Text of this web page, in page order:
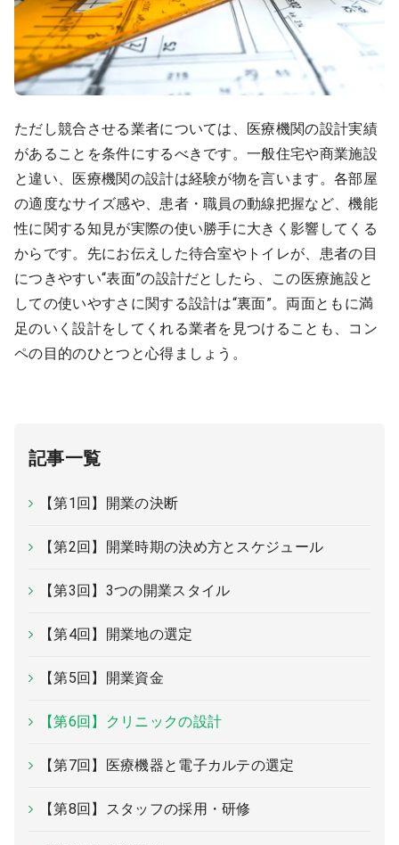
ただし競合させる業者については、医療機関の設計実績
があることを条件にするべきです。一般住宅や商業施設
と違い、医療機関の設計は経験が物を言います。各部屋
の適度なサイズ感や、患者・職員の動線把握など、機能
性に関する知見が実際の使い勝手に大きく影響してくる
からです。先にお伝えした待合室やトイレが、患者の目
につきやすい“表面”の設計だとしたら、この医療施設と
しての使いやすさに関する設計は“裏面”。両面ともに満
足のいく設計をしてくれる業者を見つけることも、コン
ペの目的のひとつと心得ましょう。
記事一覧
【第1回】開業の決断
【第2回】開業時期の決め方とスケジュール
【第3回】3つの開業スタイル
【第4回】開業地の選定
【第5回】開業資金
【第6回】クリニックの設計
【第7回】医療機器と電子カルテの選定
【第8回】スタッフの採用・研修